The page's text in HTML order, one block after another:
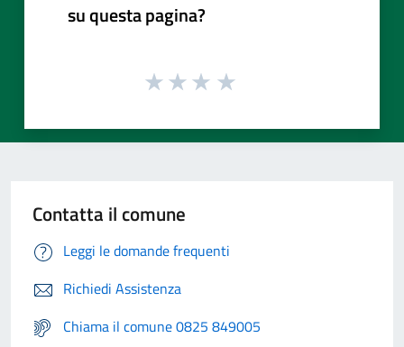
su questa pagina?
Contatta il comune
Leggi le domande frequenti
Richiedi Assistenza
Chiama il comune 0825 849005